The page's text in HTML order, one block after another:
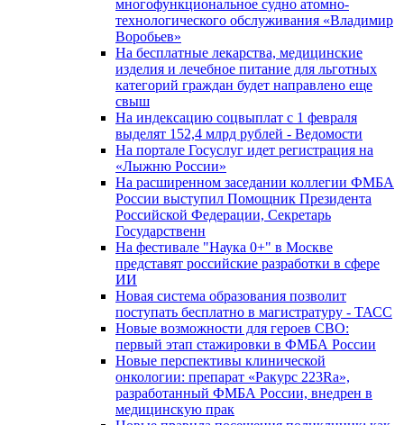
многофункциональное судно атомно-
технологического обслуживания «Владимир
Воробьев»
На бесплатные лекарства, медицинские
изделия и лечебное питание для льготных
категорий граждан будет направлено еще
свыш
На индексацию соцвыплат с 1 февраля
выделят 152,4 млрд рублей - Ведомости
На портале Госуслуг идет регистрация на
«Лыжню России»
На расширенном заседании коллегии ФМБА
России выступил Помощник Президента
Российской Федерации, Секретарь
Государственн
На фестивале "Наука 0+" в Москве
представят российские разработки в сфере
ИИ
Новая система образования позволит
поступать бесплатно в магистратуру - ТАСС
Новые возможности для героев СВО:
первый этап стажировки в ФМБА России
Новые перспективы клинической
онкологии: препарат «Ракурс 223Ra»,
разработанный ФМБА России, внедрен в
медицинскую прак